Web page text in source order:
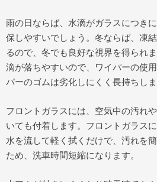
雨の日ならば、水滴がガラスにつき
保しやすいでしょう。冬ならば、凍
るので、冬でも良好な視界を得られ
滴が落ちやすいので、ワイパーの使
パーのゴムは劣化しにくく長持ちしま
フロントガラスには、空気中の汚れ
いても付着します。フロントガラス
水を流して軽く拭くだけで、汚れを
ため、洗車時間短縮になります。